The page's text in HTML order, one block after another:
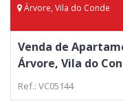
Árvore, Vila do Conde
Venda de
Árvore, Vila do
Ref.: VC05144